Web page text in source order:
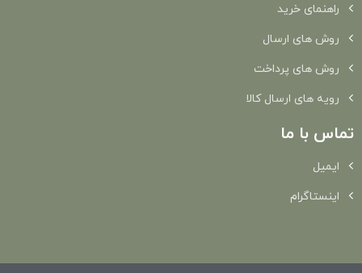
راهنمای خرید
روش های ارسال
روش های پرداخت
رویه های ارسال کالا
تماس با ما
ایمیل
اینستاگرام